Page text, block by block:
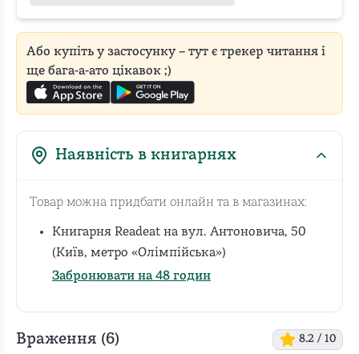
Або купіть у застосунку – тут є трекер читання і
ще бага-а-ато цікавок ;)
Наявність в книгарнях
Товар можна придбати онлайн та в магазинах:
Книгарня Readeat на вул. Антоновича, 50
(Київ, метро «Олімпійська»)
Забронювати на 48 годин
Враження (6) 8.2 / 10